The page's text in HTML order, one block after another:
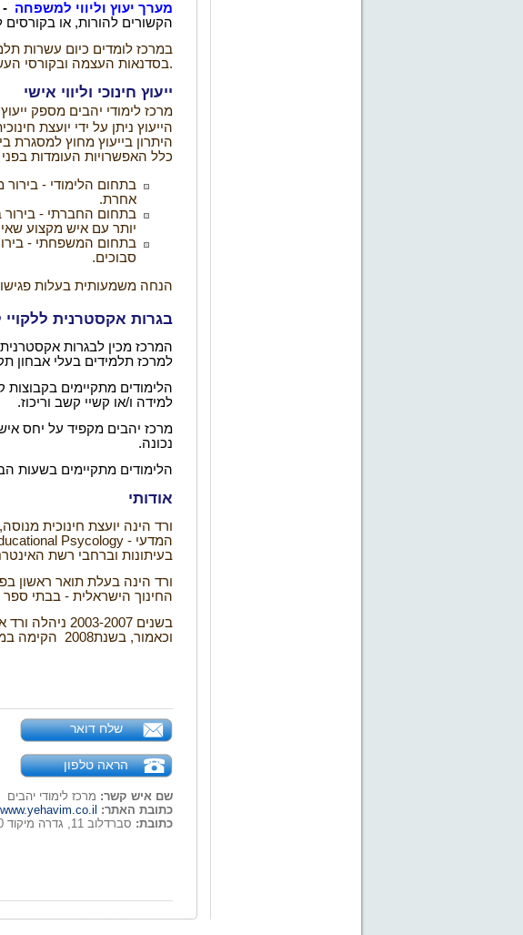
מערך יעוץ וליווי למשפחה -
הקשורים להורות, או בקורסים
במרכז לומדים כיום עשרות
בסדנאות העצמה ובקורסי.
ייעוץ חינוכי וליווי אישי
מרכז לימודי יהבים מספק ייעוץ
הייעוץ ניתן על ידי יועצת
היתרון בייעוץ מחוץ למסגרת
כלל האפשרויות העומדות
בתחום הלימודי - בירור
אחרת.
בתחום החברתי - בירור
יותר עם איש מקצוע
בתחום המשפחתי -
סבוכים.
הנחה משמעותית בעלות
בגרות אקסטרנית
המרכז מכין לבגרות אקסטרנית
למרכז תלמידים בעלי אבחון
הלימודים מתקיימים בקבוצות
למידה ו/או קשיי קשב וריכוז.
מרכז יהבים מקפיד על יחס
נכונה.
הלימודים מתקיימים בשעות
אודותי
ורד הינה יועצת חינוכית
המדעי Psycology -
בעיתונות וברחבי רשת
ורד הינה בעלת תואר ראשון
החינוך הישראלית - בבתי ספר
בשנים 2003-2007 ניהלה ורד את יחידת שיקום נכים ומשפחות
וכאמור, בשנת2008 הקימה
שלח דואר
הראה טלפון
שם איש קשר: מרכז לימודי יהבים
כתובת האתר:
כתובת: סברדלוב 11, גדרה מיקוד 70700